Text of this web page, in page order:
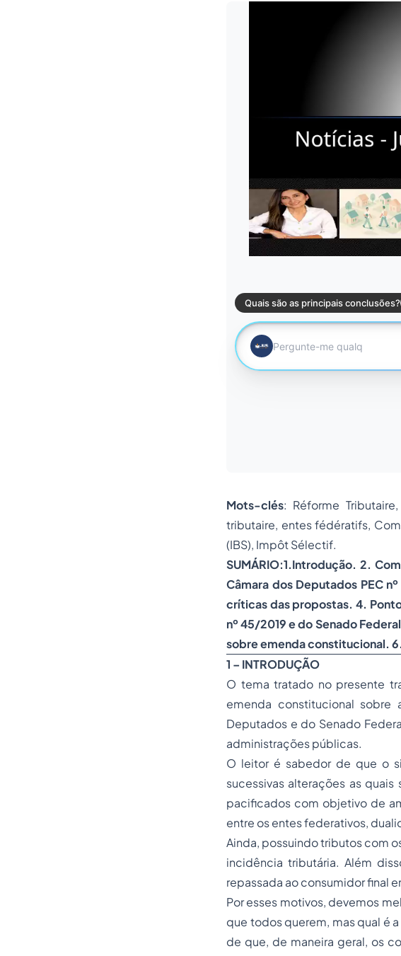
Mots-clés: Réforme
tributaire, entes fédératifs,
(IBS), Impôt Sélectif.
SUMÁRIO:1.Introdução. 2.
Câmara dos Deputados PEC
críticas das propostas. 4.
nº 45/2019 e do Senado
sobre emenda constitucional.
1 – INTRODUÇÃO
O tema tratado no presente
emenda constitucional sobre
Deputados e do Senado
administrações públicas.
O leitor é sabedor de que o
sucessivas alterações as
pacificados com objetivo de
entre os entes federativos,
Ainda, possuindo tributos com
incidência tributária. Além
repassada ao consumidor final
Por esses motivos, devemos
que todos querem, mas qual é
de que, de maneira geral, os